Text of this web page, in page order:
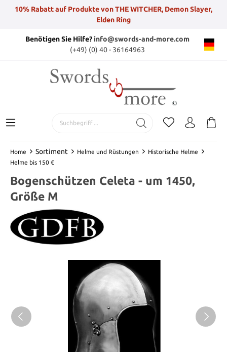
10% Rabatt auf Produkte von THE WITCHER, Demon Slayer,
Elden Ring
Benötigen Sie Hilfe?info@swords-and-more.com
(+49) (0) 40 - 36164963
Home Sortiment Helme und Rüstungen
Historische Helme
Helme bis 150 €
Bogenschützen Celeta - um 1450,
Größe M